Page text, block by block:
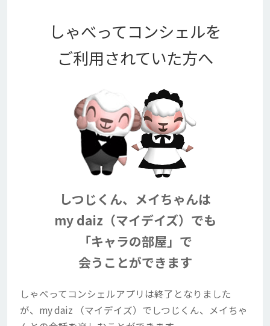
しゃべってコンシェルを
ご利用されていた方へ
しつじくん、メイちゃんは
my daiz（マイデイズ）でも
「キャラの部屋」で
会うことができます
しゃべってコンシェルアプリは終了となりました
が、 my daiz （マイデイズ）でしつじくん、メイちゃ